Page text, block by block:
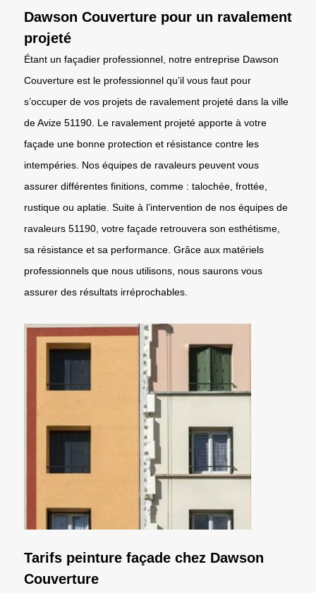
Dawson Couverture pour un ravalement
projeté
Étant un façadier professionnel, notre entreprise Dawson
Couverture est le professionnel qu’il vous faut pour
s’occuper de vos projets de ravalement projeté dans la ville
de Avize 51190. Le ravalement projeté apporte à votre
façade une bonne protection et résistance contre les
intempéries. Nos équipes de ravaleurs peuvent vous
assurer différentes finitions, comme : talochée, frottée,
rustique ou aplatie. Suite à l’intervention de nos équipes de
ravaleurs 51190, votre façade retrouvera son esthétisme,
sa résistance et sa performance. Grâce aux matériels
professionnels que nous utilisons, nous saurons vous
assurer des résultats irréprochables.
Tarifs peinture façade chez Dawson
Couverture